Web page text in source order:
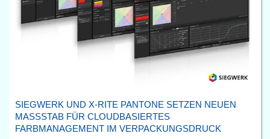
SIEGWERK UND X-RITE PANTONE SETZEN NEUEN
MASSSTAB FÜR CLOUDBASIERTES F
ARBMANAGEMENT IM VERPACKUNGSDRUCK